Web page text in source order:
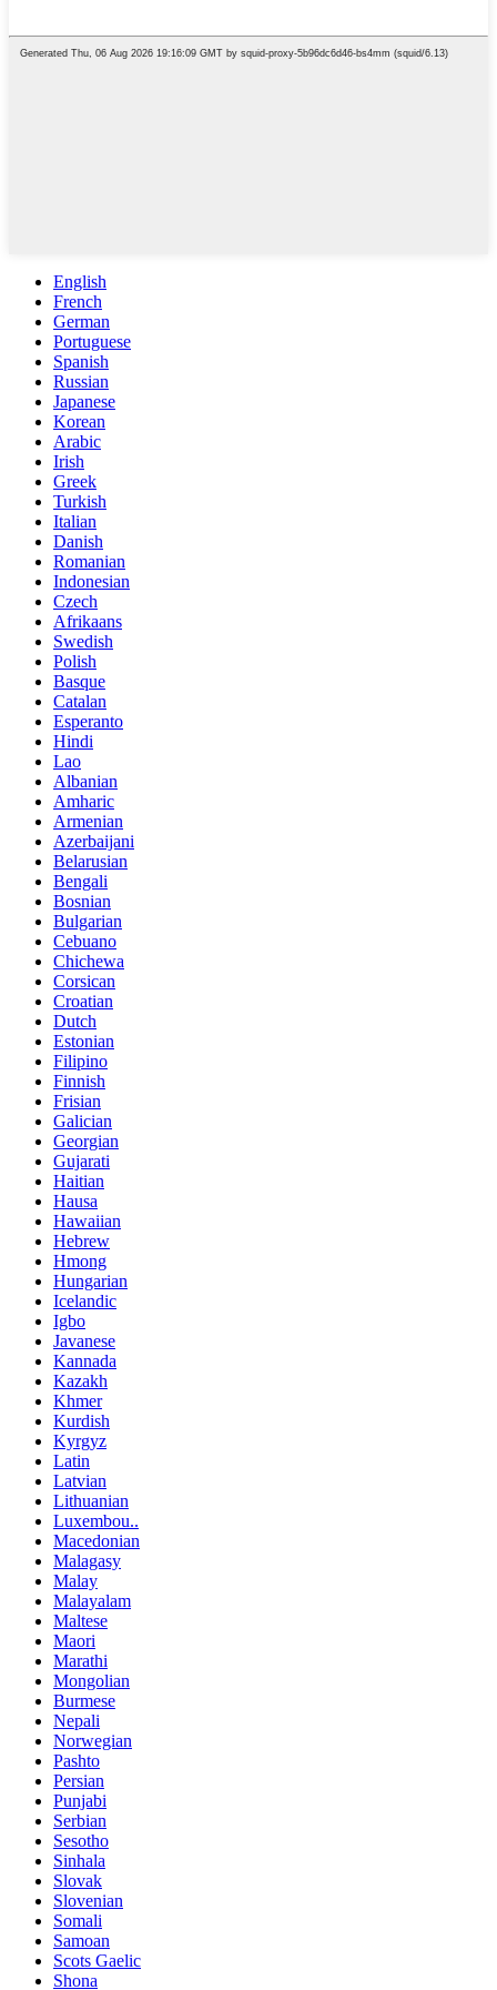
English
French
German
Portuguese
Spanish
Russian
Japanese
Korean
Arabic
Irish
Greek
Turkish
Italian
Danish
Romanian
Indonesian
Czech
Afrikaans
Swedish
Polish
Basque
Catalan
Esperanto
Hindi
Lao
Albanian
Amharic
Armenian
Azerbaijani
Belarusian
Bengali
Bosnian
Bulgarian
Cebuano
Chichewa
Corsican
Croatian
Dutch
Estonian
Filipino
Finnish
Frisian
Galician
Georgian
Gujarati
Haitian
Hausa
Hawaiian
Hebrew
Hmong
Hungarian
Icelandic
Igbo
Javanese
Kannada
Kazakh
Khmer
Kurdish
Kyrgyz
Latin
Latvian
Lithuanian
Luxembou..
Macedonian
Malagasy
Malay
Malayalam
Maltese
Maori
Marathi
Mongolian
Burmese
Nepali
Norwegian
Pashto
Persian
Punjabi
Serbian
Sesotho
Sinhala
Slovak
Slovenian
Somali
Samoan
Scots Gaelic
Shona